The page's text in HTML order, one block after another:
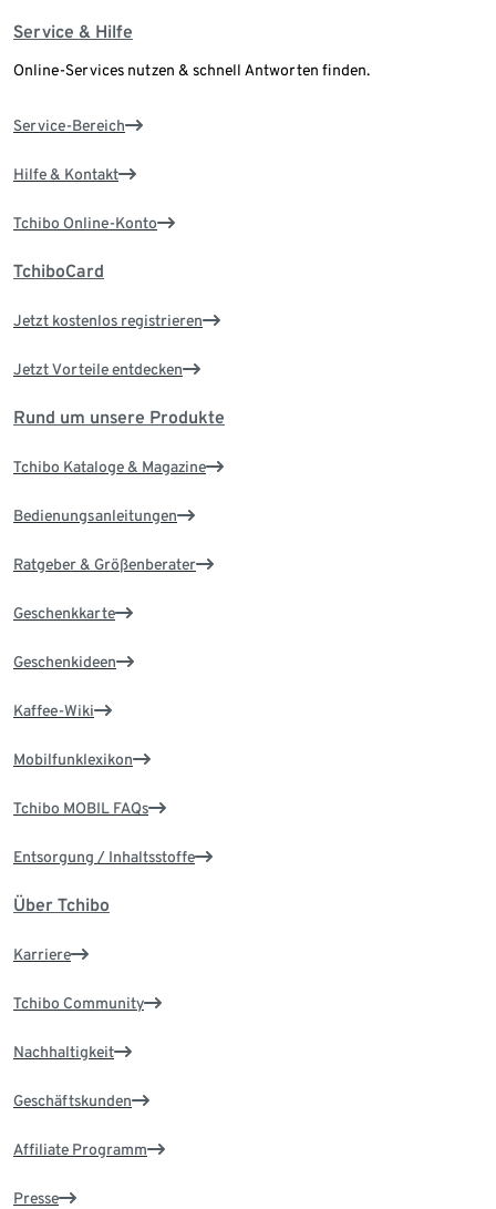
Service & Hilfe
Online-Services nutzen & schnell Antworten finden.
Service-Bereich
Hilfe & Kontakt
Tchibo Online-Konto
TchiboCard
Jetzt kostenlos registrieren
Jetzt Vorteile entdecken
Rund um unsere Produkte
Tchibo Kataloge & Magazine
Bedienungsanleitungen
Ratgeber & Größenberater
Geschenkkarte
Geschenkideen
Kaffee-Wiki
Mobilfunklexikon
Tchibo MOBIL FAQs
Entsorgung / Inhaltsstoffe
Über Tchibo
Karriere
Tchibo Community
Nachhaltigkeit
Geschäftskunden
Affiliate Programm
Presse